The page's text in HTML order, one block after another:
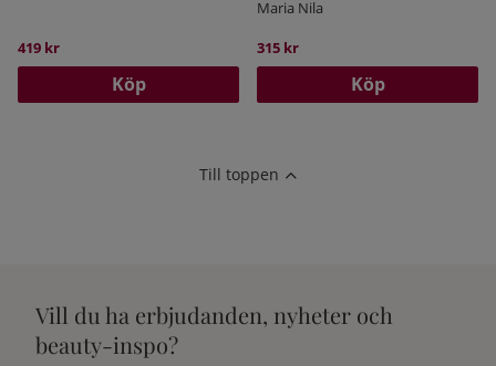
419 kr
Köp
Maria Nila
315 kr
Köp
Till toppen
Vill du ha erbjudanden, nyheter och
beauty-inspo?